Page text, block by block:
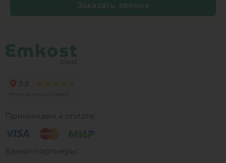
Заказать звонок
Принимаем к оплате:
Банки-партнеры: